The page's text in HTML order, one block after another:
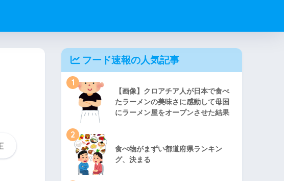
フード速報の人気記事
1
【画像】クロアチア人が日本で食べ
たラーメンの美味さに感動して母国
にラーメン屋をオープンさせた結果
2
食べ物がまずい都道府県ランキン
グ、決まる